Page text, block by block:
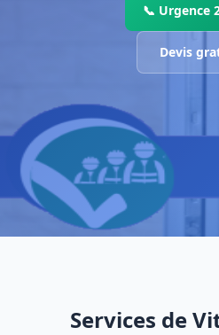
📞 Urgence
Devis
Services de